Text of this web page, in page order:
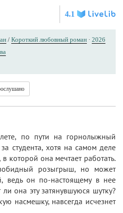
4.1
/ Короткий любовный роман · 2026
по пути на горнолыжный
студента, хотя на самом деле
которой она мечтает работать.
розыгрыш, но может
ведь он по-настоящему в нее
она эту затянувшуюся шутку?
насмешку, навсегда исчезнет